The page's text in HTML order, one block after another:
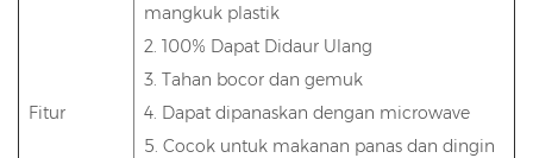
Fitur
mangkuk plastik
2. 100% Dapat Didaur Ulang
3. Tahan bocor dan gemuk
4. Dapat dipanaskan dengan microwave
5. Cocok untuk makanan panas dan dingin